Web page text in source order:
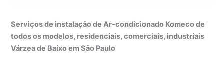
Serviços de instalação de Ar-condicionado Komeco de
todos os modelos, residenciais, comerciais, industriais
Várzea de Baixo em São Paulo